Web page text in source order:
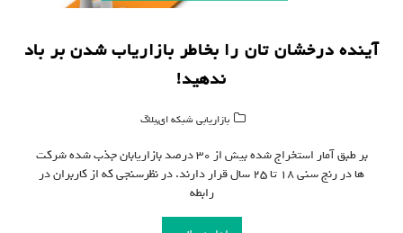
آینده درخشان تان را بخاطر بازاریاب شدن بر باد
ندهید!
بازاریابی شبکه ای,بلاگ
بر طبق آمار استخراج شده بیش از ۳۰ درصد بازاریابان جذب شده شرکت
ها در رنج سنی ۱۸ تا ۲۵ سال قرار دارند. در نظرسنجی که از کاربران در
رابطه